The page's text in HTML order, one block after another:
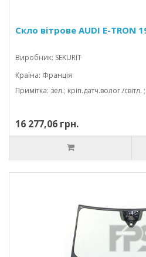
Скло вітрове AUDI E-TRON
Виробник: SEKURIT
Країна: Франція
16 277,06 грн.